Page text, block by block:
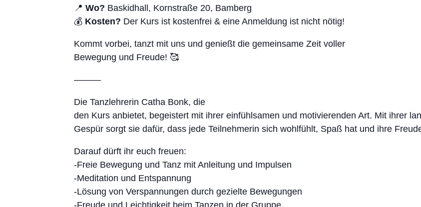
📍 Wo? Baskidhall, Kornstraße 20, Bamberg
💰 Kosten? Der Kurs ist kostenfrei & eine Anmeldung ist nicht nötig!
Kommt vorbei, tanzt mit uns und genießt die gemeinsame Zeit voller
Bewegung und Freude! 🥰
———
Die Tanzlehrerin Catha Bonk, die
den Kurs anbietet, begeistert mit ihrer einfühlsamen und motivierenden Art. Mit ihrer
Gespür sorgt sie dafür, dass jede Teilnehmerin sich wohlfühlt, Spaß hat und ihre
Darauf dürft ihr euch freuen:
-Freie Bewegung und Tanz mit Anleitung und Impulsen
-Meditation und Entspannung
-Lösung von Verspannungen durch gezielte Bewegungen
-Freude und Leichtigkeit beim Tanzen in der Gruppe